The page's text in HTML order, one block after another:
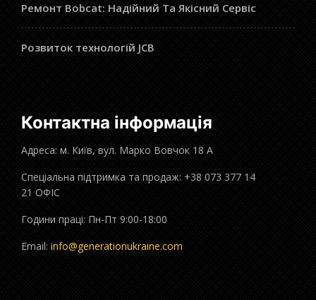
Ремонт Bobcat: Надійний Та Якісний Сервіс
Розвиток технологій JCB
Контактна інформація
Адреса: м. Київ, вул. Марко Вовчок 18 А
Спеціальна підтримка та продаж: +38 073 377 14
21 ОФІС
Години праці: Пн-Пт 9:00-18:00
Email: info@generationukraine.com